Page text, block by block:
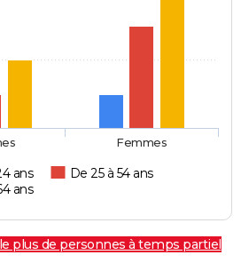
ans
De 25 à 54 ans
ans
Femmes
plus de personnes à temps partiel